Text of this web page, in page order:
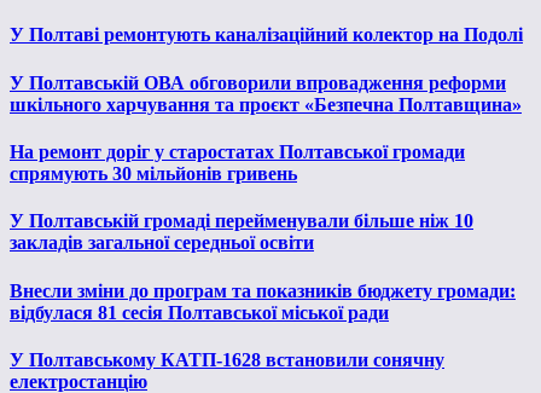
У Полтаві ремонтують каналізаційний колектор на Подолі
У Полтавській ОВА обговорили впровадження реформи
шкільного харчування та проєкт «Безпечна Полтавщина»
На ремонт доріг у старостатах Полтавської громади
спрямують 30 мільйонів гривень
У Полтавській громаді перейменували більше ніж 10
закладів загальної середньої освіти
Внесли зміни до програм та показників бюджету громади:
відбулася 81 сесія Полтавської міської ради
У Полтавському КАТП-1628 встановили сонячну
електростанцію